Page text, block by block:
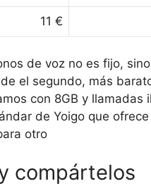
11 €
de voz no es fijo,
el segundo, más
con 8GB y llamadas
de Yoigo que
otro
compártelos